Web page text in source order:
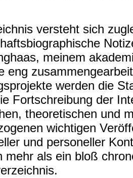
versteht sich
meinem
eng
werden die
Fortschreibung der
theoretischen und
wichtigen
und personeller
mehr als ein bloß